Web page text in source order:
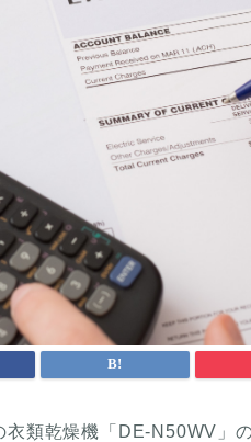
衣類乾燥機「DE-N50WV」